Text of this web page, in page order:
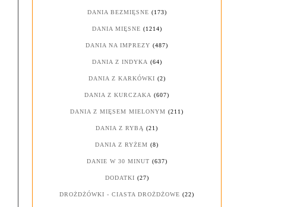
DANIA BEZMIĘSNE (173)
DANIA MIĘSNE (1214)
DANIA NA IMPREZY (487)
DANIA Z INDYKA (64)
DANIA Z KARKÓWKI (2)
DANIA Z KURCZAKA (607)
DANIA Z MIĘSEM MIELONYM (211)
DANIA Z RYBĄ (21)
DANIA Z RYŻEM (8)
DANIE W 30 MINUT (637)
DODATKI (27)
DROŻDŻÓWKI - CIASTA DROŻDŻOWE (22)